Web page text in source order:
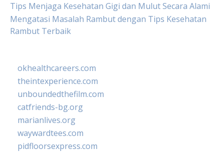
Tips Menjaga Kesehatan Gigi dan Mulut Secara Alami
Mengatasi Masalah Rambut dengan Tips Kesehatan
Rambut Terbaik
okhealthcareers.com
theintexperience.com
unboundedthefilm.com
catfriends-bg.org
marianlives.org
waywardtees.com
pidfloorsexpress.com